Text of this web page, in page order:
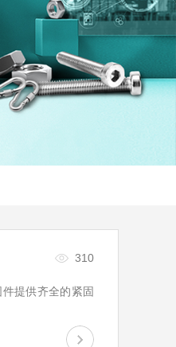
310
提供齐全的紧固